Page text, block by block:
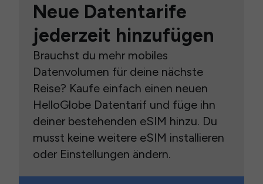
Neue Datentarife
jederzeit hinzufügen
Brauchst du mehr mobiles
Datenvolumen für deine nächste
Reise? Kaufe einfach einen neuen
HelloGlobe Datentarif und füge ihn
deiner bestehenden eSIM hinzu. Du
musst keine weitere eSIM installieren
oder Einstellungen ändern.